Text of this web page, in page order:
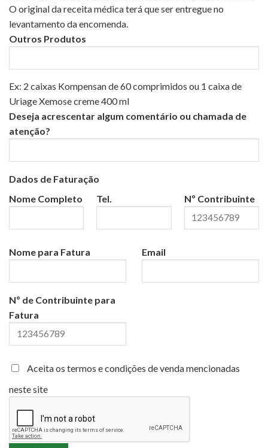
O original da receita médica terá que ser entregue no
levantamento da encomenda.
Outros Produtos
Ex: 2 caixas Kompensan de 60 comprimidos ou 1 caixa de
Uriage Xemose creme 400 ml
Deseja acrescentar algum comentário ou chamada de
atenção?
Dados de Faturação
Nome Completo
Tel. Nº Contribuinte
Nome para Fatura
Nº de Contribuinte para
Fatura
Email
Aceita os termos e condições de venda mencionadas
neste site